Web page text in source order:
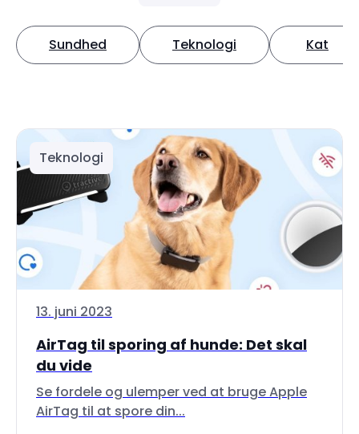
Sundhed Teknologi Kat
Teknologi
13. juni 2023
AirTag til sporing af hunde: Det skal
du vide
Se fordele og ulemper ved at bruge Apple
AirTag til at spore din...